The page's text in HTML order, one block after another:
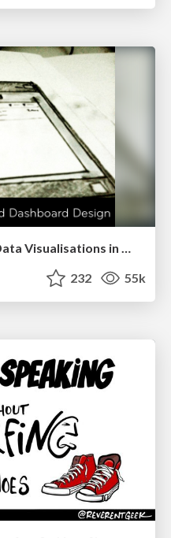
Designing Dashboards & Data Visualisations in Web Apps
232 55k